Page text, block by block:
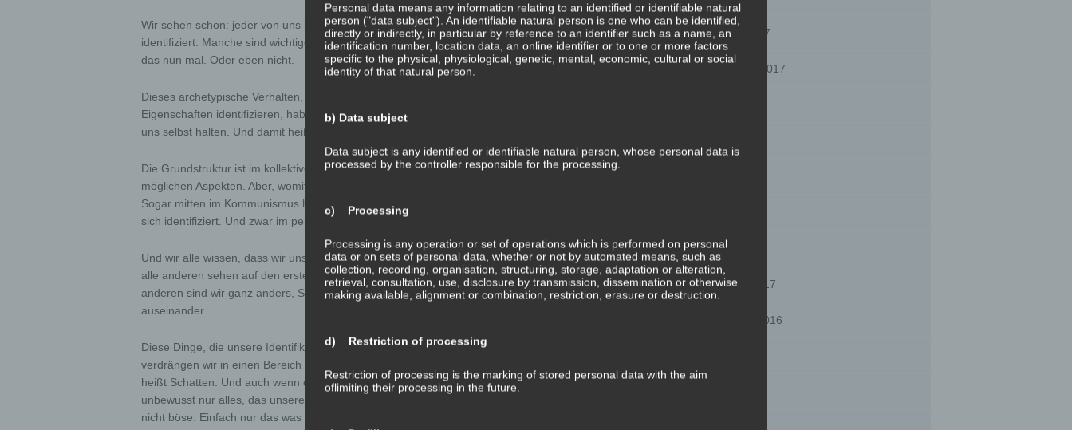
Wir sehen schon: jeder von uns hat eine ganze lange Liste an Dingen, mit denen sich jeder
identifiziert. Manche sind wichtiger als andere, aber das alles sind wir. Ich bin nun mal so, ich kann
das nun mal. Oder eben nicht.
Dieses archetypische Verhalten, dass wir uns mit allen möglichen Dingen oder Fähigkeiten oder
Eigenschaften identifizieren, haben alle Menschen. Und dieser Archetyp charakterisiert, was wir für
uns selbst halten. Und damit heißt dieser Archetyp „Ego“. Ego ist alles womit wir uns identifizieren.
Die Grundstruktur ist im kollektiven Unbewussten angelegt: Wir alle identifizieren uns mit allen
möglichen Aspekten. Aber, womit wir uns genau identifizieren, ist höchst individuell ausgeprägt.
Sogar mitten im Kommunismus hatte jeder seine ganz eigenen persönlichen Dinge, mit denen er
sich identifiziert. Und zwar im persönlichen Unbewussten.
Und wir alle wissen, dass wir uns zwar selbst für so manches halten, uns damit identifizieren. Aber
alle anderen sehen auf den ersten Blick, dass das nur Selbstwahrnehmung ist. In der Realität für die
anderen sind wir ganz anders, Selbstwahrnehmung und Fremdwahrnehmung liegen ganze Welten
auseinander.
Diese Dinge, die unsere Identifikation mit etwas – also unser Ego – angreifen und zerstören würden,
verdrängen wir in einen Bereich des tief unbewussten Verstandes. Dieser archetypische Bereich
heißt Schatten. Und auch wenn er oft als negativ und böse beschrieben wird, so enthält er einfach
unbewusst nur alles, das unsere Identifikationen im Ego zerstören würde. Wertneutral, nicht gut,
nicht böse. Einfach nur das was mit dem Ego völlig unverträglich ist.
October 2017
September 2017
March 2017
February 2017
November 2016
Personal data means any information relating to an identified or identifiable natural
person ("data subject"). An identifiable natural person is one who can be identified,
directly or indirectly, in particular by reference to an identifier such as a name, an
identification number, location data, an online identifier or to one or more factors
specific to the physical, physiological, genetic, mental, economic, cultural or social
identity of that natural person.
b) Data subject
Data subject is any identified or identifiable natural person, whose personal data is
processed by the controller responsible for the processing.
c) Processing
Processing is any operation or set of operations which is performed on personal
data or on sets of personal data, whether or not by automated means, such as
collection, recording, organisation, structuring, storage, adaptation or alteration,
retrieval, consultation, use, disclosure by transmission, dissemination or otherwise
making available, alignment or combination, restriction, erasure or destruction.
d) Restriction of processing
Restriction of processing is the marking of stored personal data with the aim
oflimiting their processing in the future.